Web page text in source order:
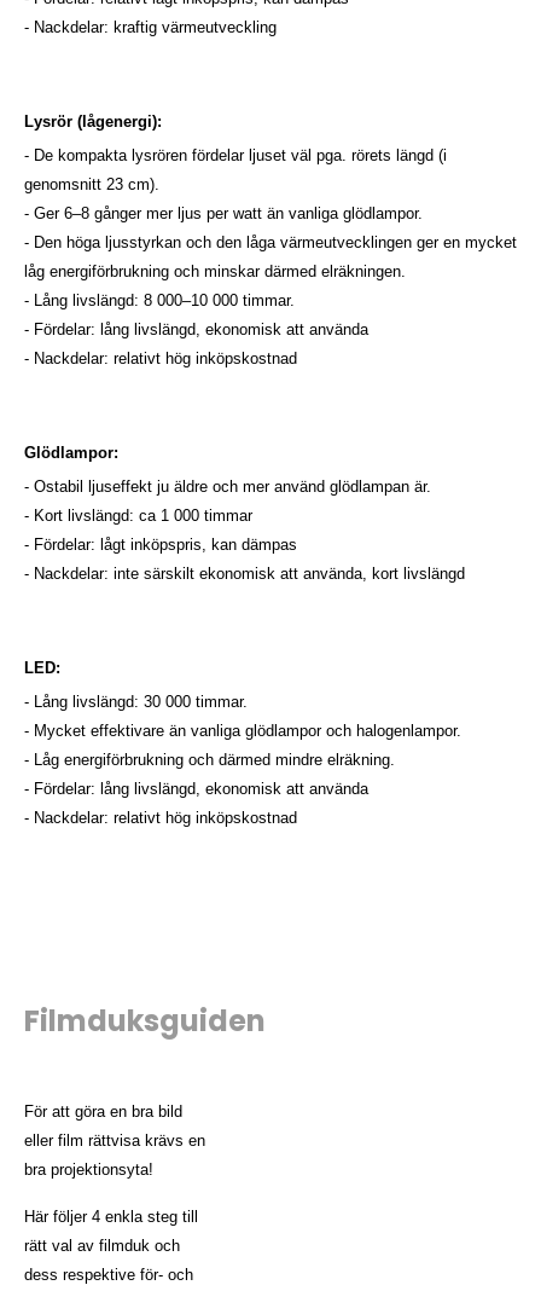
- Nackdelar: kraftig värmeutveckling
Lysrör (lågenergi):
- De kompakta lysrören fördelar ljuset väl pga. rörets längd (i
genomsnitt 23 cm).
- Ger 6–8 gånger mer ljus per watt än vanliga glödlampor.
- Den höga ljusstyrkan och den låga värmeutvecklingen ger en mycket
låg energiförbrukning och minskar därmed elräkningen.
- Lång livslängd: 8 000–10 000 timmar.
- Fördelar: lång livslängd, ekonomisk att använda
- Nackdelar: relativt hög inköpskostnad
Glödlampor:
- Ostabil ljuseffekt ju äldre och mer använd glödlampan är.
- Kort livslängd: ca 1 000 timmar
- Fördelar: lågt inköpspris, kan dämpas
- Nackdelar: inte särskilt ekonomisk att använda, kort livslängd
LED:
- Lång livslängd: 30 000 timmar.
- Mycket effektivare än vanliga glödlampor och halogenlampor.
- Låg energiförbrukning och därmed mindre elräkning.
- Fördelar: lång livslängd, ekonomisk att använda
- Nackdelar: relativt hög inköpskostnad
Filmduksguiden
För att göra en bra bild
eller film rättvisa krävs en
bra projektionsyta!
Här följer 4 enkla steg till
rätt val av filmduk och
dess respektive för- och